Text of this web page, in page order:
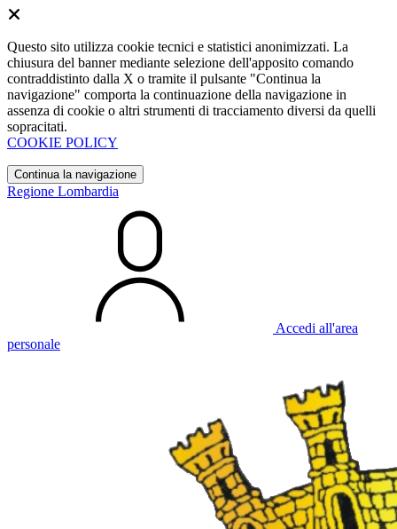
Questo sito utilizza cookie tecnici e statistici anonimizzati. La
chiusura del banner mediante selezione dell'apposito comando
contraddistinto dalla X o tramite il pulsante "Continua la
navigazione" comporta la continuazione della navigazione in
assenza di cookie o altri strumenti di tracciamento diversi da quelli
sopracitati.
COOKIE POLICY
Continua la navigazione
Regione Lombardia
Accedi all'area
personale